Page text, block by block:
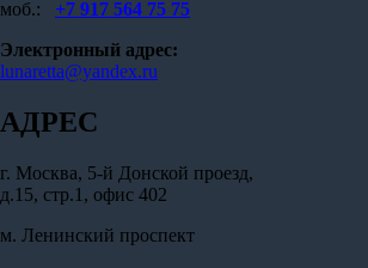
моб.: +7 917 564 75 75
Электронный адрес:
lunaretta@yandex.ru
АДРЕС
г. Москва, 5-й Донской проезд,
д.15, стр.1, офис 402
м. Ленинский проспект